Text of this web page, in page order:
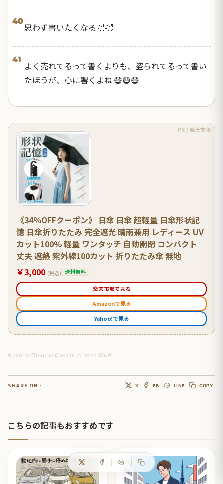
40
思わず書いたくなる 🤣🤣
41
よく売れてるって書くよりも、盗られてるって書い
たほうが、心に響くよね 😷😷😷
PR / 楽天市場
《34％OFFクーポン》 日傘 日傘 超軽量 日傘形状記
憶 日傘折りたたみ 完全遮光 晴雨兼用 レディース UV
カット100% 軽量 ワンタッチ 自動開閉 コンパクト
丈夫 遮熱 紫外線100カット 折りたたみ傘 無地
￥3,000 (税込) 送料無料
楽天市場で見る
Amazonで見る
Yahoo!で見る
ชอบการเขียนแนะนำความอร่อยของสินค้า
SHARE ON : X FB LINE COPY
こちらの記事もおすすめです